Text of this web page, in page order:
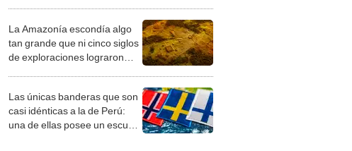
desierto en un paisaje con
más vida
La Amazonía escondía algo
tan grande que ni cinco siglos
de exploraciones lograron
sabía sobre su pasado
Las únicas banderas que son
casi idénticas a la de Perú:
una de ellas posee un escudo